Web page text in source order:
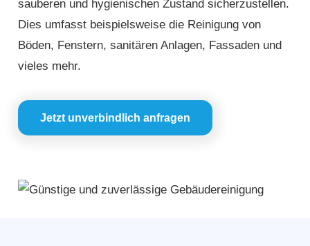
sauberen und hygienischen Zustand sicherzustellen.
Dies umfasst beispielsweise die Reinigung von
Böden, Fenstern, sanitären Anlagen, Fassaden und
vieles mehr.
Jetzt unverbindlich anfragen